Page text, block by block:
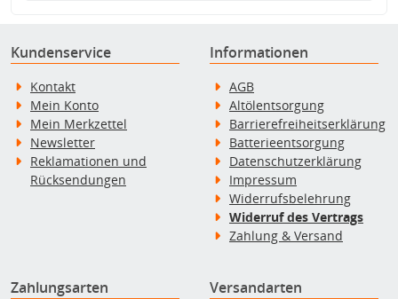
Kundenservice
Kontakt
Mein Konto
Mein Merkzettel
Newsletter
Reklamationen und
Rücksendungen
Informationen
AGB
Altölentsorgung
Barrierefreiheitserklärung
Batterieentsorgung
Datenschutzerklärung
Impressum
Widerrufsbelehrung
Widerruf des Vertrags
Zahlung & Versand
Zahlungsarten Versandarten